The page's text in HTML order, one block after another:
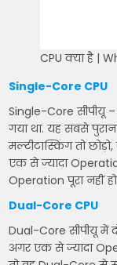
CPU क्या है |
Single-Core CPU
Single-Core सीपीयू
गया था. यह सबसे
मल्टीटास्किंग तो
एक से ज्यादा
Operation पूरा नहीं
Dual-Core CPU
Dual-Core सीपीयू में
अगर एक से ज्यादा